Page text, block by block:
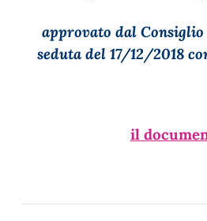
approvato dal
seduta del 17/12/2018
il